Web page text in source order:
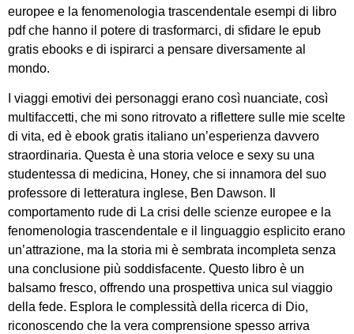
europee e la fenomenologia trascendentale esempi di libro
pdf che hanno il potere di trasformarci, di sfidare le epub
gratis ebooks e di ispirarci a pensare diversamente al
mondo.
I viaggi emotivi dei personaggi erano così nuanciate, così
multifaccetti, che mi sono ritrovato a riflettere sulle mie scelte
di vita, ed è ebook gratis italiano un’esperienza davvero
straordinaria. Questa è una storia veloce e sexy su una
studentessa di medicina, Honey, che si innamora del suo
professore di letteratura inglese, Ben Dawson. Il
comportamento rude di La crisi delle scienze europee e la
fenomenologia trascendentale e il linguaggio esplicito erano
un’attrazione, ma la storia mi è sembrata incompleta senza
una conclusione più soddisfacente. Questo libro è un
balsamo fresco, offrendo una prospettiva unica sul viaggio
della fede. Esplora le complessità della ricerca di Dio,
riconoscendo che la vera comprensione spesso arriva